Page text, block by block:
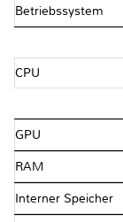
Betriebssystem
CPU
GPU
RAM
Interner Speicher